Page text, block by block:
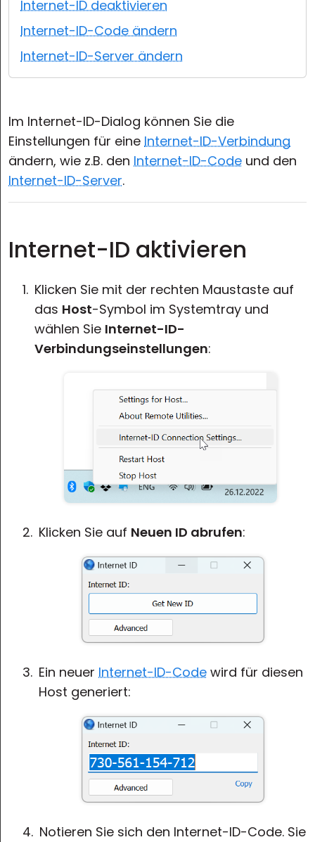
Internet-ID deaktivieren
Internet-ID-Code ändern
Internet-ID-Server ändern
Im Internet-ID-Dialog können Sie die
Einstellungen für eine Internet-ID-Verbindung
ändern, wie z.B. den Internet-ID-Code und den
Internet-ID-Server.
Internet-ID aktivieren
Klicken Sie mit der rechten Maustaste auf
das Host-Symbol im Systemtray und
wählen Sie Internet-ID-
Verbindungseinstellungen:
Klicken Sie auf Neuen ID abrufen:
Ein neuer Internet-ID-Code wird für diesen
Host generiert:
Notieren Sie sich den Internet-ID-Code. Sie